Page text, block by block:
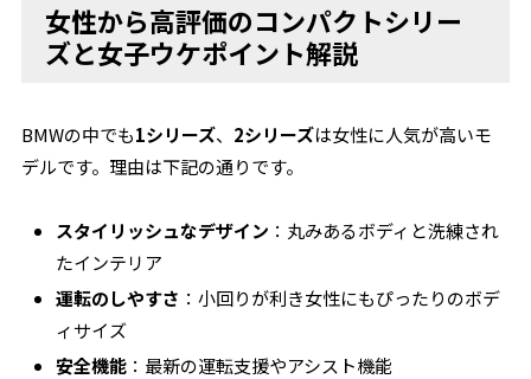
女性から高評価のコンパクトシリー
ズと女子ウケポイント解説
BMWの中でも1シリーズ、 2シリーズは女性に人気が高いモ
デルです。理由は下記の通りです。
スタイリッシュなデザイン ：丸みあるボディと洗練され
たインテリア
運転のしやすさ ：小回りが利き女性にもぴったりのボデ
ィサイズ
安全機能 ：最新の運転支援やアシスト機能